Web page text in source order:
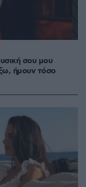
σου μου
ήμουν τόσο